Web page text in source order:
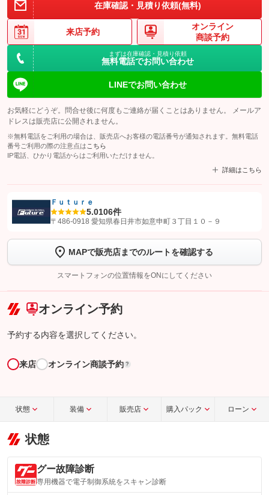
在庫確認・見積り依頼(無料)
来店予約
オンライン
商談予約
まずは在庫確認・見積り依頼
無料電話でお問い合わせ
LINEでお問い合わせ
お気軽にどうぞ。問合せ後に何度もご連絡が届くことはありません。 メールア
ドレスは販売店に公開されません。
※無料電話をご利用の場合は、販売店へお客様の電話番号が通知されます。無料電話
番号ご利用の際の注意点は こちら
IP電話、ひかり電話からはご利用いただけません。
詳細はこちら
認証画面でグーネットを友だち追加してから「許可する」ボタンを押
トーク画面で
ボタンをタップして問い合わせを
完了してください。
こちら
Ｆｕｔｕｒｅ
5.0106件
〒486-0918 愛知県春日井市如意申町３丁目１０－９
MAPで販売店までのルートを確認する
スマートフォンの位置情報をONにしてください
オンライン予約
予約する内容を選択してください。
来店 オンライン商談予約 ?
状態 装備 販売店 購入パック ローン
状態
グー故障診断
専用機器で電子制御系統をスキャン診断